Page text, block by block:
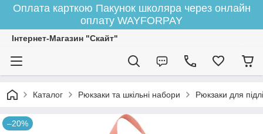
Оплата карткою Пакунок школяра через онлайн
оплату WAYFORPAY
Інтернет-Магазин "Скайт"
Каталог Рюкзаки та шкільні набори Рюкзаки для
–20%